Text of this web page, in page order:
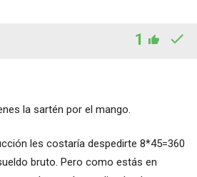
1
la sartén por el mango.
les costaría despedirte 8*45=360
bruto. Pero como estás en